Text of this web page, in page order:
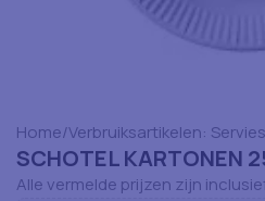
Home Verbruiksartikelen: Servies
SCHOTEL KARTONEN
Alle vermelde prijzen zijn